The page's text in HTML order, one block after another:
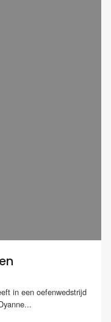
in een oefenwedstrijd